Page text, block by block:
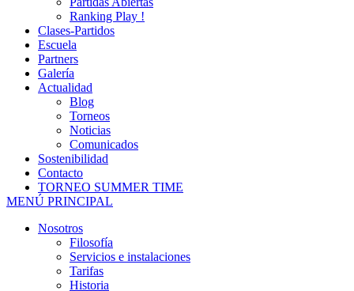
Ranking Play !
Clases-Partidos
Escuela
Partners
Galería
Actualidad
Blog
Torneos
Noticias
Comunicados
Sostenibilidad
Contacto
TORNEO SUMMER TIME
MENÚ PRINCIPAL
Nosotros
Filosofía
Servicios e instalaciones
Tarifas
Historia